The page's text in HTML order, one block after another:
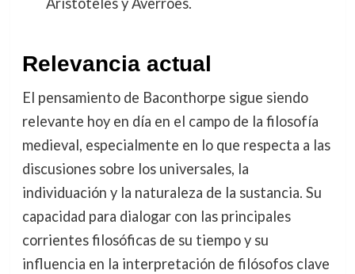
Relevancia actual
El pensamiento de Baconthorpe sigue siendo
relevante hoy en día en el campo de la filosofía
medieval, especialmente en lo que respecta a las
discusiones sobre los universales, la
individuación y la naturaleza de la sustancia. Su
capacidad para dialogar con las principales
corrientes filosóficas de su tiempo y su
influencia en la interpretación de filósofos clave